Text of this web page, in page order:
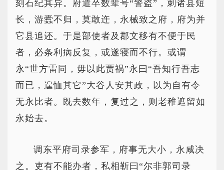
刻石纪其异。府遣卒数辈号“警盗”，刺诸县短
长，游蠹不归，莫敢迕，永械致之府，府为并
它县追还。于是部使者及郡文移有不便于民
者，必条利病反复，或遂寝而不行。或谓
永“世方雷同，毋以此贾祸”永曰“吾知行吾志
而已，遑恤其它”大谷人安其政，以为自有令
无永比者。既去数年，复过之，则老稚遮留如
永始去。
调东平府司录参军，府事无大小，永咸决
之。吏有不能办者，私相靳曰“尔非郭司录